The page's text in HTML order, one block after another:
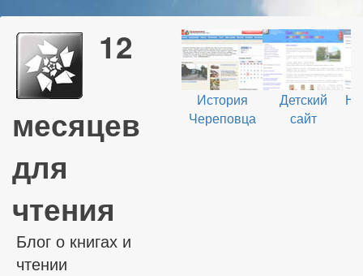
12
месяцев
для
чтения
Блог о книгах и
чтении
История
Череповца
Детский
сайт